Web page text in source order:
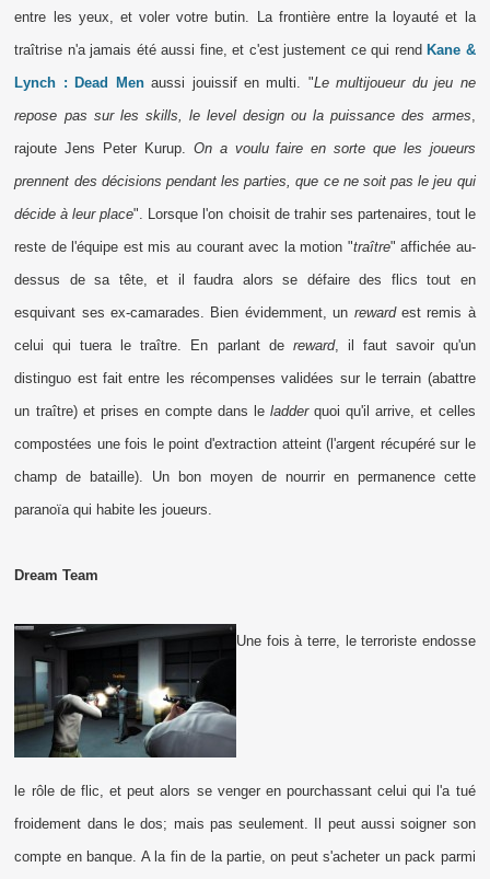
entre les yeux, et voler votre butin. La frontière entre la loyauté et la
traîtrise n'a jamais été aussi fine, et c'est justement ce qui rendKane &
Lynch : Dead Menaussi jouissif en multi. "Le multijoueur du jeu ne
repose pas sur les skills, le level design ou la puissance des armes
rajoute Jens Peter Kurup. On a voulu faire en sorte que les joueurs
prennent des décisions pendant les parties, que ce ne soit pas le jeu qui
décide à leur place". Lorsque l'on choisit de trahir ses partenaires, tout le
reste de l'équipe est mis au courant avec la motion "traître" affichée au-
dessus de sa tête, et il faudra alors se défaire des flics tout en
esquivant ses ex-camarades. Bien évidemment, un rewardest remis à
celui qui tuera le traître. En parlant dereward, il faut savoir qu'un
distinguo est fait entre les récompenses validées sur le terrain (abattre
un traître) et prises en compte dans leladderquoi qu'il arrive, et celles
compostées une fois le point d'extraction atteint (l'argent récupéré sur le
champ de bataille). Un bon moyen de nourrir en permanence cette
paranoïa qui habite les joueurs.
Dream Team
Une fois à terre, le terroriste endosse
le rôle de flic, et peut alors se venger en pourchassant celui qui l'a tué
froidement dans le dos; mais pas seulement. Il peut aussi soigner son
compte en banque. A la fin de la partie, on peut s'acheter un pack parmi